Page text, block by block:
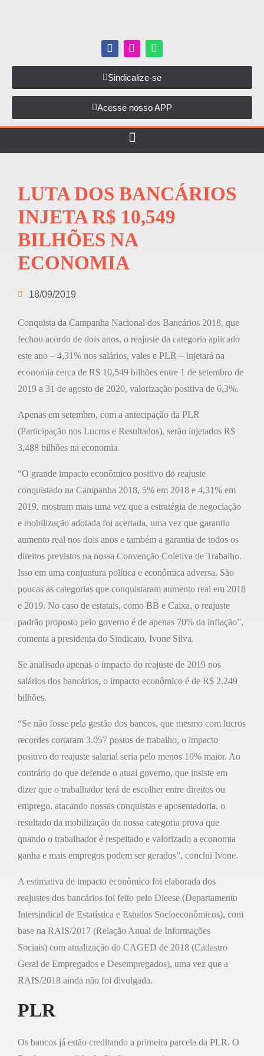
Sindicalize-se
Acesse nosso APP
LUTA DOS BANCÁRIOS
INJETA R$ 10,549
BILHÕES NA
ECONOMIA
18/09/2019
Conquista da Campanha Nacional dos Bancários 2018, que
fechou acordo de dois anos, o reajuste da categoria aplicado
este ano – 4,31% nos salários, vales e PLR – injetará na
economia cerca de R$ 10,549 bilhões entre 1 de setembro de
2019 a 31 de agosto de 2020, valorização positiva de 6,3%.
Apenas em setembro, com a antecipação da PLR
(Participação nos Lucros e Resultados), serão injetados R$
3,488 bilhões na economia.
“O grande impacto econômico positivo do reajuste
conquistado na Campanha 2018, 5% em 2018 e 4,31% em
2019, mostram mais uma vez que a estratégia de negociação
e mobilização adotada foi acertada, uma vez que garantiu
aumento real nos dois anos e também a garantia de todos os
direitos previstos na nossa Convenção Coletiva de Trabalho.
Isso em uma conjuntura política e econômica adversa. São
poucas as categorias que conquistaram aumento real em 2018
e 2019. No caso de estatais, como BB e Caixa, o reajuste
padrão proposto pelo governo é de apenas 70% da inflação”,
comenta a presidenta do Sindicato, Ivone Silva.
Se analisado apenas o impacto do reajuste de 2019 nos
salários dos bancários, o impacto econômico é de R$ 2,249
bilhões.
“Se não fosse pela gestão dos bancos, que mesmo com lucros
recordes cortaram 3.057 postos de trabalho, o impacto
positivo do reajuste salarial seria pelo menos 10% maior. Ao
contrário do que defende o atual governo, que insiste em
dizer que o trabalhador terá de escolher entre direitos ou
emprego, atacando nossas conquistas e aposentadoria, o
resultado da mobilização da nossa categoria prova que
quando o trabalhador é respeitado e valorizado a economia
ganha e mais empregos podem ser gerados”, conclui Ivone.
A estimativa de impacto econômico foi elaborada dos
reajustes dos bancários foi feito pelo Dieese (Departamento
Intersindical de Estatística e Estudos Socioeconômicos), com
base na RAIS/2017 (Relação Anual de Informações
Sociais) com atualização do CAGED de 2018 (Cadastro
Geral de Empregados e Desempregados), uma vez que a
RAIS/2018 ainda não foi divulgada.
PLR
Os bancos já estão creditando a primeira parcela da PLR. O